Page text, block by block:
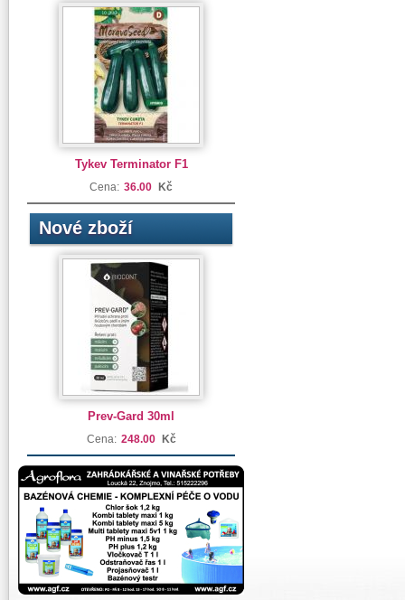
Tykev Terminator F1
Cena: 36.00 Kč
Nové zboží
Prev-Gard 30ml
Cena: 248.00 Kč